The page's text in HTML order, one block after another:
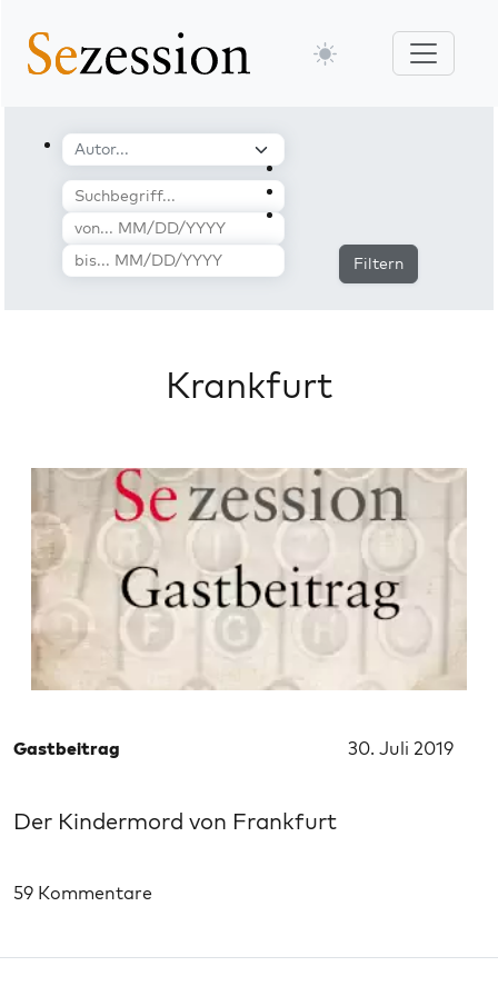
Filtern
Krankfurt
Gastbeitrag 30. Juli 2019
Der Kindermord von Frankfurt
59 Kommentare